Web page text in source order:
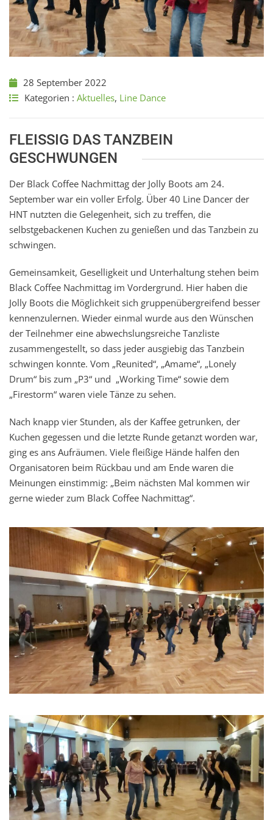
28 September 2022
Kategorien : Aktuelles, Line Dance
FLEISSIG DAS TANZBEIN G
ESCHWUNGEN
Der Black Coffee Nachmittag der Jolly Boots am 24.
September war ein voller Erfolg. Über 40 Line Dancer der
HNT nutzten die Gelegenheit, sich zu treffen, die
selbstgebackenen Kuchen zu genießen und das Tanzbein zu
schwingen.
Gemeinsamkeit, Geselligkeit und Unterhaltung stehen beim
Black Coffee Nachmittag im Vordergrund. Hier haben die
Jolly Boots die Möglichkeit sich gruppenübergreifend besser
kennenzulernen. Wieder einmal wurde aus den Wünschen
der Teilnehmer eine abwechslungsreiche Tanzliste
zusammengestellt, so dass jeder ausgiebig das Tanzbein
schwingen konnte. Vom „Reunited“, „Amame“, „Lonely
Drum“ bis zum „P3“ und „Working Time“ sowie dem
„Firestorm“ waren viele Tänze zu sehen.
Nach knapp vier Stunden, als der Kaffee getrunken, der
Kuchen gegessen und die letzte Runde getanzt worden war,
ging es ans Aufräumen. Viele fleißige Hände halfen den
Organisatoren beim Rückbau und am Ende waren die
Meinungen einstimmig: „Beim nächsten Mal kommen wir
gerne wieder zum Black Coffee Nachmittag“.